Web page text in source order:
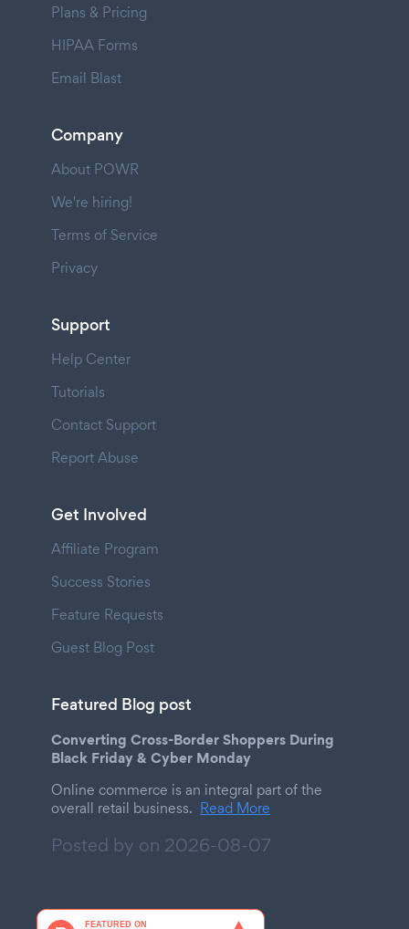
Plans & Pricing
HIPAA Forms
Email Blast
Company
About POWR
We're hiring!
Terms of Service
Privacy
Support
Help Center
Tutorials
Contact Support
Report Abuse
Get Involved
Affiliate Program
Success Stories
Feature Requests
Guest Blog Post
Featured Blog post
Converting Cross-Border Shoppers During
Black Friday & Cyber Monday
Online commerce is an integral part of the
overall retail business. Read More
Posted by on 2026-08-07